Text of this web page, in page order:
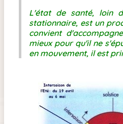
L'état de santé, loin
stationnaire, est un
convient
mieux pour qu'il ne
en mouvement, il est